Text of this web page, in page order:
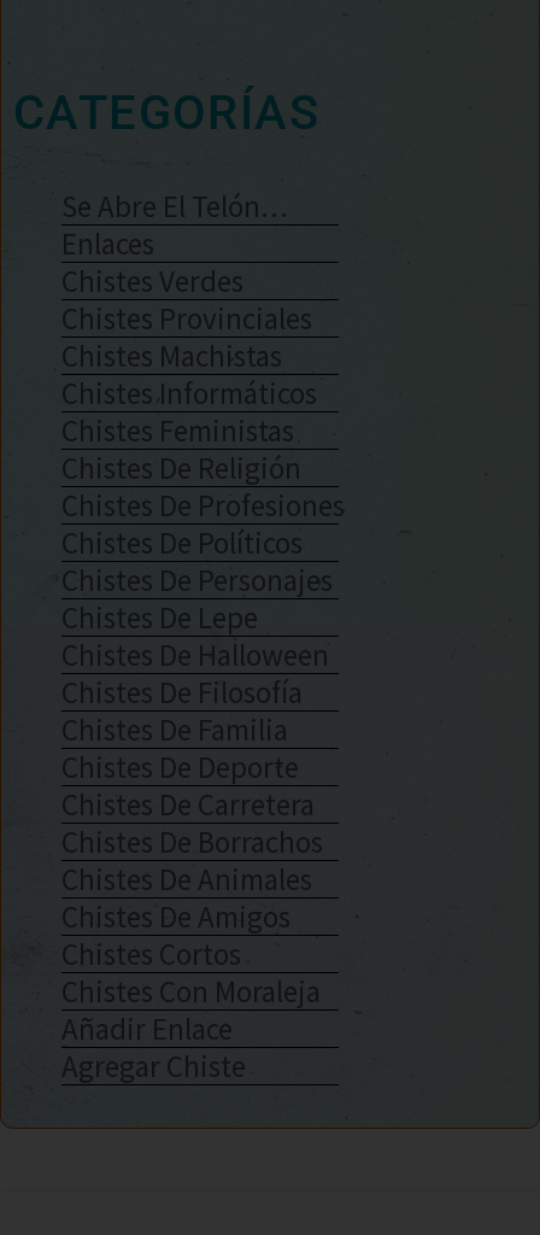
CATEGORÍAS
Se Abre El Telón…
Enlaces
Chistes Verdes
Chistes Provinciales
Chistes Machistas
Chistes Informáticos
Chistes Feministas
Chistes De Religión
Chistes De Profesiones
Chistes De Políticos
Chistes De Personajes
Chistes De Lepe
Chistes De Halloween
Chistes De Filosofía
Chistes De Familia
Chistes De Deporte
Chistes De Carretera
Chistes De Borrachos
Chistes De Animales
Chistes De Amigos
Chistes Cortos
Chistes Con Moraleja
Añadir Enlace
Agregar Chiste